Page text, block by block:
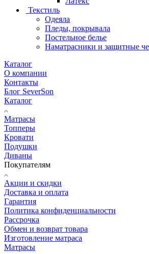
Текстиль
Одеяла
Пледы, покрывала
Постельное белье
Наматрасники и защитные
Каталог
О компании
Контакты
Блог SeverSon
Каталог
Матрасы
Топперы
Кровати
Подушки
Диваны
Покупателям
Акции и скидки
Доставка и оплата
Гарантия
Политика конфиденциальности
Рассрочка
Обмен и возврат товара
Изготовление матраса
Матрасы